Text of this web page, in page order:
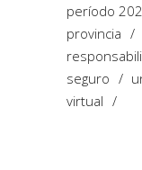
período
provincia
seguro
virtual